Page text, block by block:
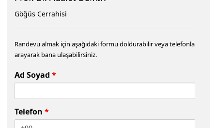
Göğüs Cerrahisi
Randevu almak için aşağıdaki formu doldurabilir veya telefonla
arayarak bana ulaşabilirsiniz.
Ad Soyad *
Telefon *